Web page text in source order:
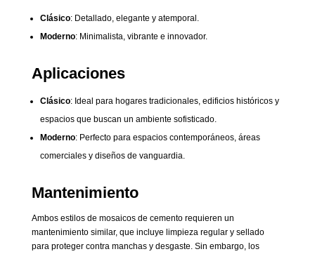
Clásico: Detallado, elegante y atemporal.
Moderno: Minimalista, vibrante e innovador.
Aplicaciones
Clásico: Ideal para hogares tradicionales, edificios históricos y
espacios que buscan un ambiente sofisticado.
Moderno: Perfecto para espacios contemporáneos, áreas
comerciales y diseños de vanguardia.
Mantenimiento
Ambos estilos de mosaicos de cemento requieren un
mantenimiento similar, que incluye limpieza regular y sellado
para proteger contra manchas y desgaste. Sin embargo, los